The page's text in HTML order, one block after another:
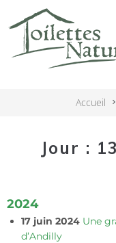
Accueil
Jour :
2024
17 juin 2024 Une
d’Andilly